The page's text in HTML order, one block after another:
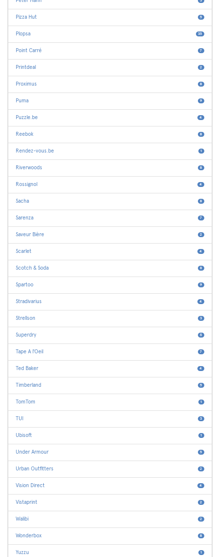
Pizza Hut 5
Plopsa 35
Point Carré 7
Printdeal 2
Proximus 8
Puma 9
Puzzle.be 4
Reebok 8
Rendez-vous.be 1
Riverwoods 8
Rossignol 4
Sacha 8
Sarenza 7
Saveur Bière 2
Scarlet 4
Scotch & Soda 8
Spartoo 9
Stradivarius 4
Strellson 3
Superdry 6
Tape A l'Oeil 7
Ted Baker 4
Timberland 5
TomTom 1
TUI 3
Ubisoft 1
Under Armour 5
Urban Outfitters 2
Vision Direct 4
Vistaprint 2
Walibi 2
Wonderbox 8
Yuzzu 1